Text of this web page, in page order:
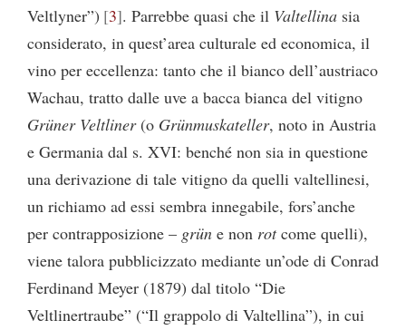
Veltlyner”) 3 . Parrebbe quasi che il Valtellinasia
considerato, in quest’area culturale ed economica, il
vino per eccellenza: tanto che il bianco dell’austriaco
Wachau, tratto dalle uve a bacca bianca del vitigno
Grüner Veltliner(o Grünmuskateller, noto in Austria
e Germania dal s. XVI: benché non sia in questione
una derivazione di tale vitigno da quelli valtellinesi,
un richiamo ad essi sembra innegabile, fors’anche
per contrapposizione – grün e non rotcome quelli),
viene talora pubblicizzato mediante un’ode di Conrad
Ferdinand Meyer (1879) dal titolo “Die
Veltlinertraube” (“Il grappolo di Valtellina”), in cui